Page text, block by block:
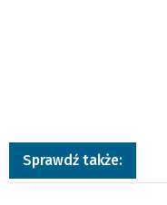
Sprawdź także: